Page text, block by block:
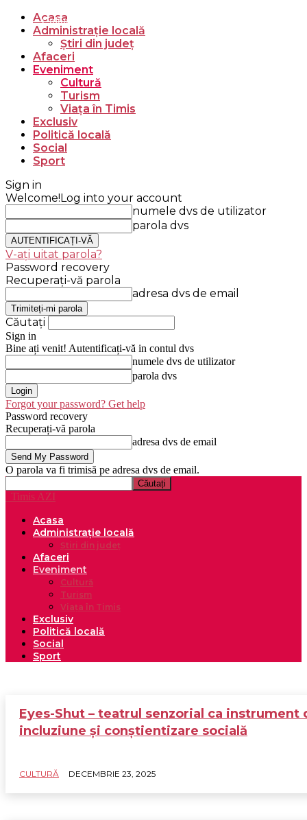
Acasa
Administrație locală
Știri din județ
Afaceri
Eveniment
Cultură
Turism
Viața în Timis
Exclusiv
Politică locală
Social
Sport
Sign in
Welcome!Log into your account
numele dvs de utilizator
parola dvs
V-ați uitat parola?
Password recovery
Recuperați-vă parola
adresa dvs de email
Căutați
Sign in
Bine ați venit! Autentificați-vă in contul dvs
numele dvs de utilizator
parola dvs
Forgot your password? Get help
Password recovery
Recuperați-vă parola
adresa dvs de email
O parola va fi trimisă pe adresa dvs de email.
Timis AZI
Acasa
Administrație locală
Știri din județ
Afaceri
Eveniment
Cultură
Turism
Viața în Timis
Exclusiv
Politică locală
Social
Sport
Acasă Cultură
Eyes-Shut – teatrul senzorial ca instrument
incluziune și conștientizare socială
CULTURĂ DECEMBRIE 23, 2025